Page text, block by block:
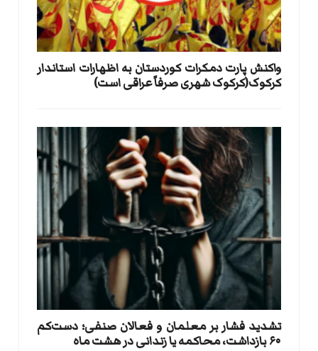
واکنش پارت دمکرات کوردستان به اظهارات استاندار
کرکوک(کرکوک شهری صرفاً عراقی است)
تشدید فشار بر معلمان و فعالان صنفی؛ دست‌کم
۶۰ بازداشت، محاکمه یا زندانی در هشت ماه